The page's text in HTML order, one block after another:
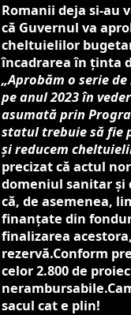
Romanii deja si-au
că Guvernul va
cheltuielilor
încadrarea în ţinta
„Aprobăm o serie
pe anul 2023 în
asumată prin
statul trebuie să fie
şi reducem
precizat că actul
domeniul sanitar
că, de asemenea,
finanţate din
finalizarea
rezervă.Conform
celor 2.800 de
sacul cat e plin!